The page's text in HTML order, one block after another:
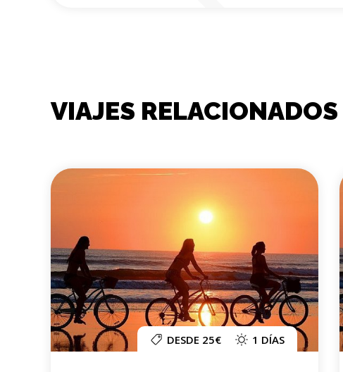
VIAJES RELACIONADOS
DESDE 25€ 1 DÍAS